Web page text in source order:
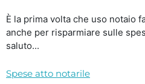
È la prima volta che uso notaio
anche per risparmiare sulle
saluto...
Spese atto notarile